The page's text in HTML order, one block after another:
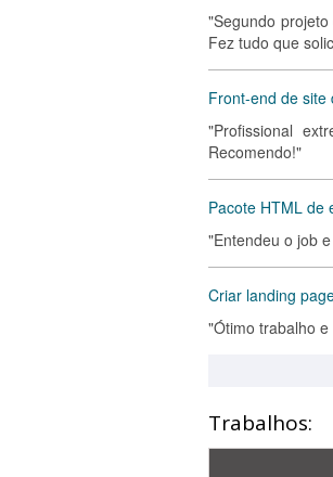
"Segundo
Fez tudo que
Front-end de site
"Profissional
Recomendo!"
Pacote HTML de
"Entendeu o job
Criar landing
"Ótimo trabalho
Trabalhos: